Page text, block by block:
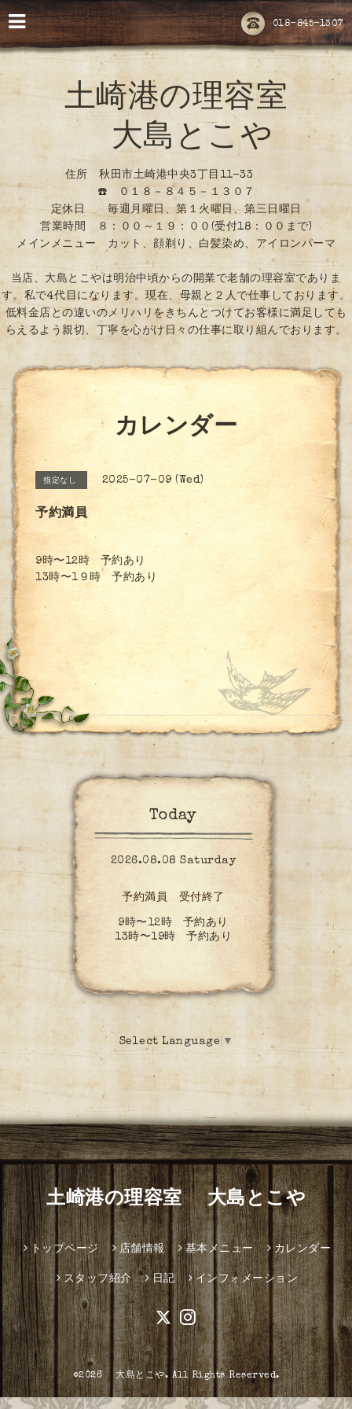
018-845-1307
土崎港の理容室
大島とこや
住所 秋田市土崎港中央3丁目11-33
☎️ ０１８－８４５－１３０７
定休日 毎週月曜日、第１火曜日、第三日曜日
営業時間 ８：００～１９：００(受付18：００まで)
メインメニュー カット、顔剃り、白髪染め、アイロンパーマ
当店、大島とこやは明治中頃からの開業で老舗の理容室でありま
す。私で4代目になります。現在、母親と２人で仕事しております。
低料金店との違いのメリハリをきちんとつけてお客様に満足しても
らえるよう親切、丁寧を心がけ日々の仕事に取り組んでおります。
カレンダー
指定なし 2025-07-09 (Wed)
予約満員
9時〜12時 予約あり
13時〜1９時 予約あり
Today
2026.08.08 Saturday
予約満員 受付終了
9時〜12時 予約あり
13時〜19時 予約あり
Select Language ▼
土崎港の理容室 大島とこや
トップページ 店舗情報 基本メニュー カレンダー
スタッフ紹介 日記 インフォメーション
©2026大島とこや. All Rights Reserved.